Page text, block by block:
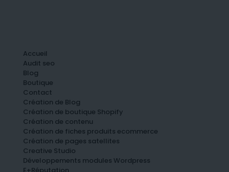
Accueil
Audit seo
Blog
Boutique
Contact
Création de Blog
Création de boutique Shopify
Création de contenu
Création de fiches produits ecommerce
Création de pages satellites
Creative Studio
Développements modules Wordpress
E+Réputation